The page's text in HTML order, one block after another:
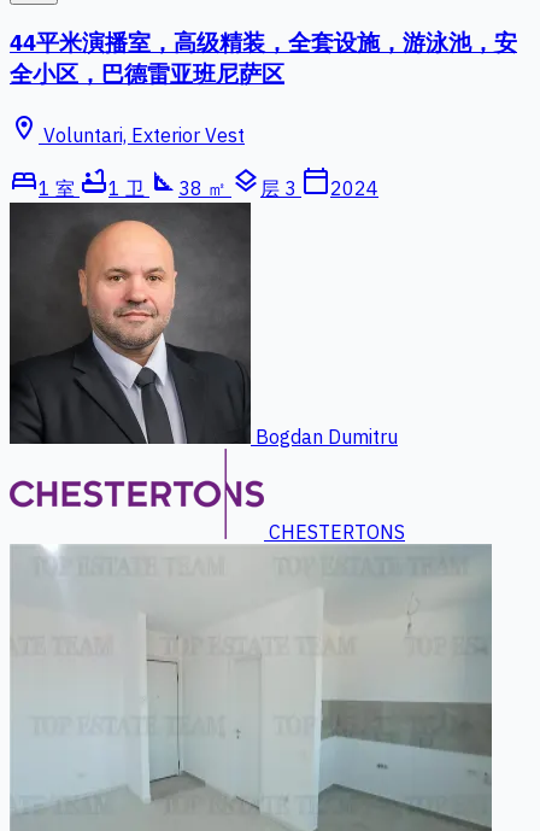
44平米演播室，高级精装，全套设施，游泳池，安
全小区，巴德雷亚班尼萨区
location_on Voluntari, Exterior Vest
bed1 室 bathtub1 卫 square_foot 38 ㎡ layers 层 3 calendar_today2024
Bogdan Dumitru
CHESTERTONS